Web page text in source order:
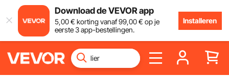
Download de VEVOR app
5,00€ korting vanaf99,00€ op je
eerste 3 app-bestellingen.
Installeren